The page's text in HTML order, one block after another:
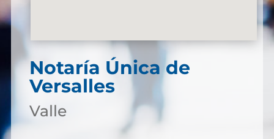
Notaría Única de
Versalles
Valle